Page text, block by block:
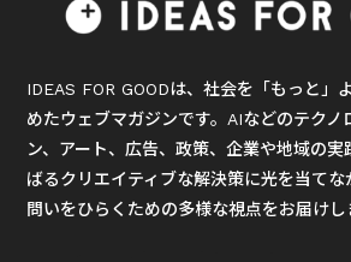
IDEAS FOR GOODは、社会を「もっと」
めたウェブマガジンです。AIなどのテクノ
ン、アート、広告、政策、企業や地域の実
ばるクリエイティブな解決策に光を当て
問いをひらくための多様な視点をお届けし